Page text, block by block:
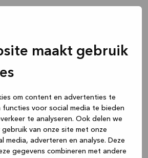
maakt gebruik
om content en advertenties te
functies voor social media te bieden
te analyseren. Ook delen we
van onze site met onze
media, adverteren en analyse. Deze
gegevens combineren met andere